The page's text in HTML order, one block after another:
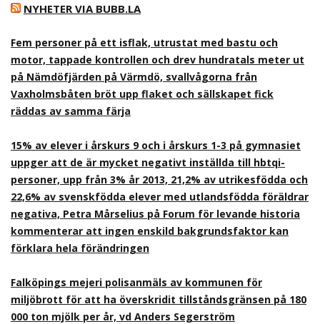
NYHETER VIA BUBB.LA
Fem personer på ett isflak, utrustat med bastu och
motor, tappade kontrollen och drev hundratals meter ut
på Nämdöfjärden på Värmdö, svallvågorna från
Vaxholmsbåten bröt upp flaket och sällskapet fick
räddas av samma färja
15% av elever i årskurs 9 och i årskurs 1-3 på gymnasiet
uppger att de är mycket negativt inställda till hbtqi-
personer, upp från 3% år 2013, 21,2% av utrikesfödda och
22,6% av svenskfödda elever med utlandsfödda föräldrar
negativa, Petra Mårselius på Forum för levande historia
kommenterar att ingen enskild bakgrundsfaktor kan
förklara hela förändringen
Falköpings mejeri polisanmäls av kommunen för
miljöbrott för att ha överskridit tillståndsgränsen på 180
000 ton mjölk per år, vd Anders Segerström